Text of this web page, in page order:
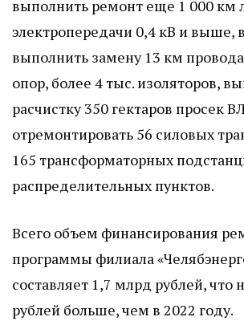
выполнить ремонт еще 1 000 км
электропередачи 0,4 кВ и выше,
выполнить замену 13 км
опор, более 4 тыс. изоляторов,
расчистку 350 гектаров просек
отремонтировать 56 силовых
165 трансформаторных
распределительных пунктов.
Всего объем финансирования
программы филиала
составляет 1,7 млрд рублей, что
рублей больше, чем в 2022 году.